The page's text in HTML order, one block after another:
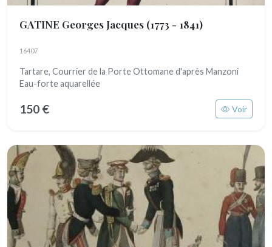
GATINE Georges Jacques (1773 - 1841)
16407
Tartare, Courrier de la Porte Ottomane d'après Manzoni
Eau-forte aquarellée
150 € Voir